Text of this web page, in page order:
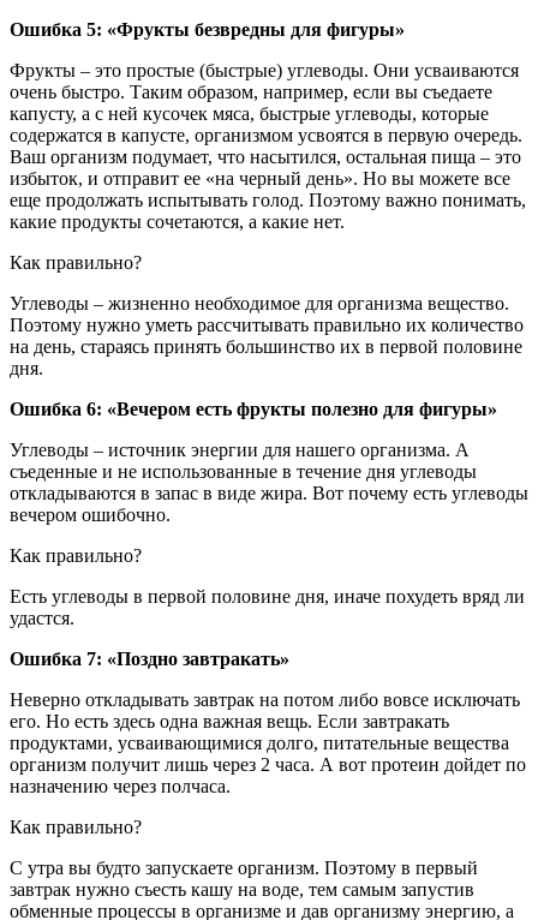
Ошибка 5: «Фрукты безвредны для фигуры»
Фрукты – это простые (быстрые) углеводы. Они усваиваются
очень быстро. Таким образом, например, если вы съедаете
капусту, а с ней кусочек мяса, быстрые углеводы, которые
содержатся в капусте, организмом усвоятся в первую очередь.
Ваш организм подумает, что насытился, остальная пища – это
избыток, и отправит ее «на черный день». Но вы можете все
еще продолжать испытывать голод. Поэтому важно понимать,
какие продукты сочетаются, а какие нет.
Как правильно?
Углеводы – жизненно необходимое для организма вещество.
Поэтому нужно уметь рассчитывать правильно их количество
на день, стараясь принять большинство их в первой половине
дня.
Ошибка 6: «Вечером есть фрукты полезно для фигуры»
Углеводы – источник энергии для нашего организма. А
съеденные и не использованные в течение дня углеводы
откладываются в запас в виде жира. Вот почему есть углеводы
вечером ошибочно.
Как правильно?
Есть углеводы в первой половине дня, иначе похудеть вряд ли
удастся.
Ошибка 7: «Поздно завтракать»
Неверно откладывать завтрак на потом либо вовсе исключать
его. Но есть здесь одна важная вещь. Если завтракать
продуктами, усваивающимися долго, питательные вещества
организм получит лишь через 2 часа. А вот протеин дойдет по
назначению через полчаса.
Как правильно?
С утра вы будто запускаете организм. Поэтому в первый
завтрак нужно съесть кашу на воде, тем самым запустив
обменные процессы в организме и дав организму энергию, а